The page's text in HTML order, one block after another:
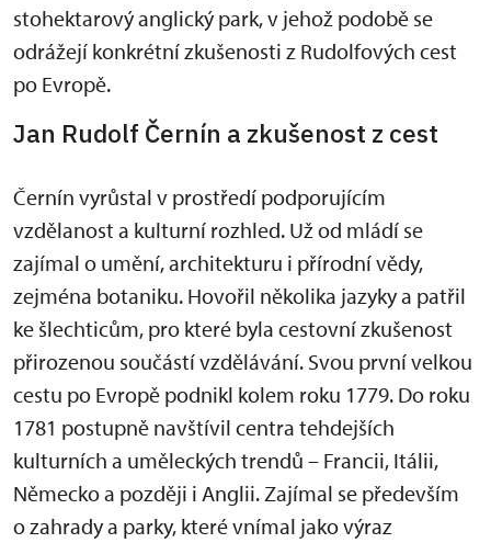
stohektarový anglický park, v jehož podobě se
odrážejí konkrétní zkušenosti z Rudolfových cest
po Evropě.
Jan Rudolf Černín a zkušenost z cest
Černín vyrůstal v prostředí podporujícím
vzdělanost a kulturní rozhled. Už od mládí se
zajímal o umění, architekturu i přírodní vědy,
zejména botaniku. Hovořil několika jazyky a patřil
ke šlechticům, pro které byla cestovní zkušenost
přirozenou součástí vzdělávání. Svou první velkou
cestu po Evropě podnikl kolem roku 1779. Do roku
1781 postupně navštívil centra tehdejších
kulturních a uměleckých trendů – Francii, Itálii,
Německo a později i Anglii. Zajímal se především
o zahrady a parky, které vnímal jako výraz